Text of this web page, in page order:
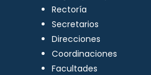
Rectoría
Secretarios
Direcciones
Coordinaciones
Facultades